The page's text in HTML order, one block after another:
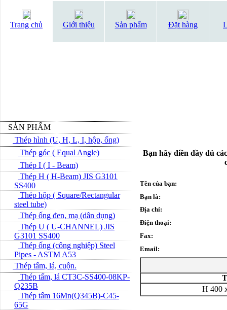
Trang chủ Giới thiệu Sản phẩm Đặt hàng
SẢN PHẨM
Thép hình (U, H, L, I, hộp, ống)
Thép góc ( Equal Angle)
Thép I ( I - Beam)
Thép H ( H-Beam) JIS G3101
SS400
Thép hộp ( Square/Rectangular
steel tube)
Thép ống đen, mạ (dân dụng)
Thép U ( U-CHANNEL) JIS
G3101 SS400
Thép ống (công nghiệp) Steel
Pipes - ASTM A53
Thép tấm, lá, cuộn.
Thép tấm, lá CT3C-SS400-08KP-
Q235B
Thép tấm 16Mn(Q345B)-C45-
65G
Bạn hãy điền đầy đủ
Tên của bạn:
Bạn là:
Địa chỉ:
Điện thoại:
Fax:
Email:
H 400